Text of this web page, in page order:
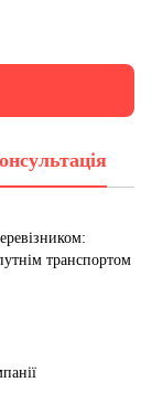
транспортом